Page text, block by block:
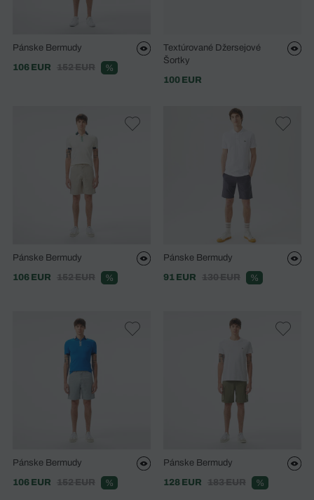
Pánske Bermudy
106 EUR
152 EUR %
Textúrované Džersejové
Šortky
100 EUR
Pánske Bermudy
106 EUR
152 EUR %
Pánske Bermudy
91 EUR
130 EUR %
Pánske Bermudy
106 EUR
152 EUR %
Pánske Bermudy
128 EUR
183 EUR %